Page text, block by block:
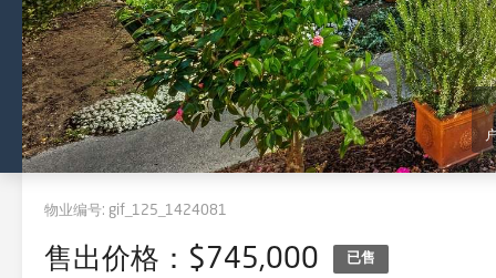
物业编号: gif_125_1424081
售出价格：$745,000 已售